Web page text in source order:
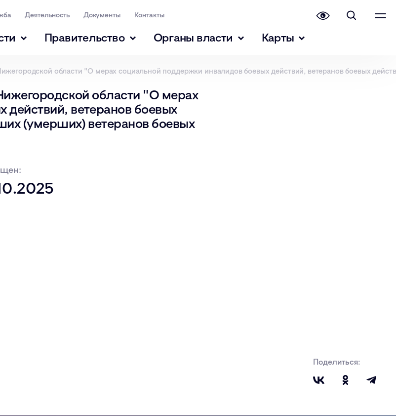
Деятельность Документы Контакты
Правительство Органы власти Карты
области "О мерах социальной поддержки инвалидов боевых действий, ветеранов боевых
области "О мерах
ветеранов боевых
(умерших) ветеранов боевых
Поделиться: